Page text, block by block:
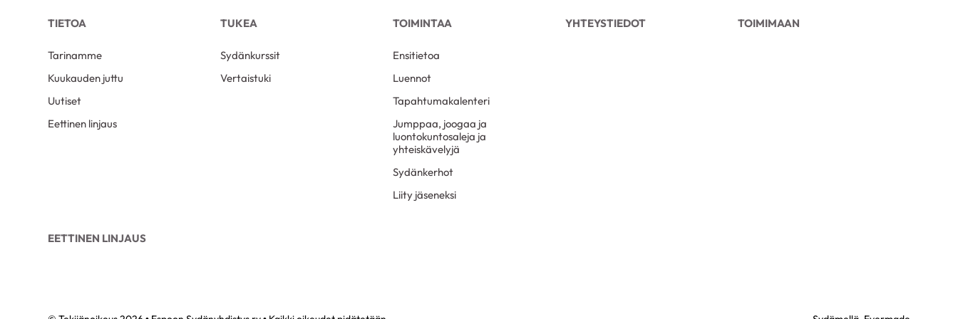
TIETOA
Tarinamme
Kuukauden juttu
Uutiset
Eettinen linjaus
TUKEA
Sydänkurssit
Vertaistuki
TOIMINTAA
Ensitietoa
Luennot
Tapahtumakalenteri
Jumppaa, joogaa ja
luontokuntosaleja ja
yhteiskävelyjä
Sydänkerhot
Liity jäseneksi
YHTEYSTIEDOT TOIMIMAAN
EETTINEN LINJAUS